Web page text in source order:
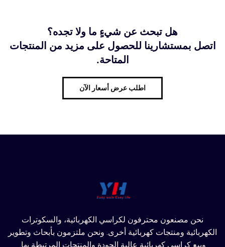
هل تبحث عن شيءٍ ما ولا تجده؟
اتصل بمستشارينا للحصول على مزيد من المنتجات
المتاحة.
اطلب عرض أسعار الآن
نحن مصنعون محترفون لكراسي الكهربائية، والسكوترات
الكهربائية ومنتجات كهربائية أخرى. ونحن ملتزمون بأبحاث وتطوير
وبيع كراسي كهربائية عالية الجودة والمنتجات المرتبطة بها.